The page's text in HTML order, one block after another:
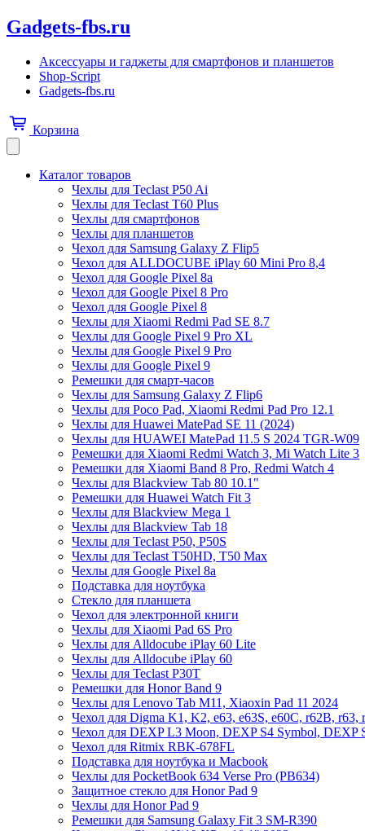
Gadgets-fbs.ru
Аксессуары и гаджеты для смартфонов и планшетов
Shop-Script
Gadgets-fbs.ru
Корзина
Каталог товаров
Чехлы для Teclast P50 Ai
Чехлы для Teclast T60 Plus
Чехлы для смартфонов
Чехлы для планшетов
Чехол для Samsung Galaxy Z Flip5
Чехол для ALLDOCUBE iPlay 60 Mini Pro 8,4
Чехол для Google Pixel 8a
Чехол для Google Pixel 8 Pro
Чехол для Google Pixel 8
Чехлы для Xiaomi Redmi Pad SE 8.7
Чехлы для Google Pixel 9 Pro XL
Чехлы для Google Pixel 9 Pro
Чехлы для Google Pixel 9
Ремешки для смарт-часов
Чехлы для Samsung Galaxy Z Flip6
Чехлы для Poco Pad, Xiaomi Redmi Pad Pro 12.1
Чехлы для Huawei MatePad SE 11 (2024)
Чехлы для HUAWEI MatePad 11.5 S 2024 TGR-W09
Ремешки для Xiaomi Redmi Watch 3, Mi Watch Lite 3
Ремешки для Xiaomi Band 8 Pro, Redmi Watch 4
Чехлы для Blackview Tab 80 10.1"
Ремешки для Huawei Watch Fit 3
Чехлы для Blackview Mega 1
Чехлы для Blackview Tab 18
Чехлы для Teclast P50, P50S
Чехлы для Teclast T50HD, T50 Max
Чехлы для Google Pixel 8a
Подставка для ноутбука
Стекло для планшета
Чехол для электронной книги
Чехлы для Xiaomi Pad 6S Pro
Чехлы для Alldocube iPlay 60 Lite
Чехлы для Alldocube iPlay 60
Чехлы для Teclast P30T
Ремешки для Honor Band 9
Чехлы для Lenovo Tab M11, Xiaoxin Pad 11 2024
Чехол для Digma K1, K2, e63, e63S, e60C, r62B, r63,
Чехол для DEXP L3 Moon, DEXP S4 Symbol, DEXP
Чехол для Ritmix RBK-678FL
Подставка для ноутбука и Macbook
Чехлы для PocketBook 634 Verse Pro (PB634)
Защитное стекло для Honor Pad 9
Чехлы для Honor Pad 9
Ремешки для Samsung Galaxy Fit 3 SM-R390